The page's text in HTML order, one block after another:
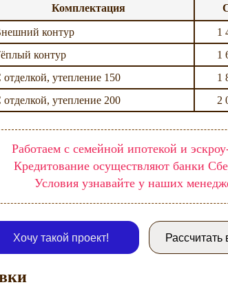
Комплектация
контур
1
контур
1
отделкой, утепление 150
1
отделкой, утепление 200
2
Работаем с семейной ипотекой и
Кредитование осуществляют банки
Условия узнавайте у наших
Хочу такой проект!